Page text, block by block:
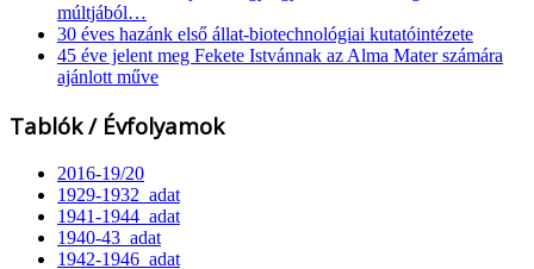
múltjából…
30 éves hazánk első állat-biotechnológiai kutatóintézete
45 éve jelent meg Fekete Istvánnak az Alma Mater számára
ajánlott műve
Tablók / Évfolyamok
2016-19/20
1929-1932_adat
1941-1944_adat
1940-43_adat
1942-1946_adat